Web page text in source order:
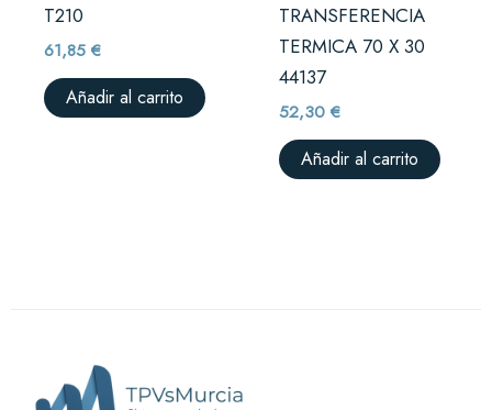
T210
61,85€
Añadir al carrito
TRANSFERENCIA
TERMICA 70 X 30
44137
52,30€
Añadir al carrito